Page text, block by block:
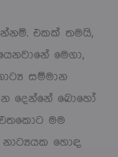
එකක් තමයි,
මෙගා,
සම්මාන
දෙන්නේ බොහෝ
මම
නාට්‍යයක හොඳ